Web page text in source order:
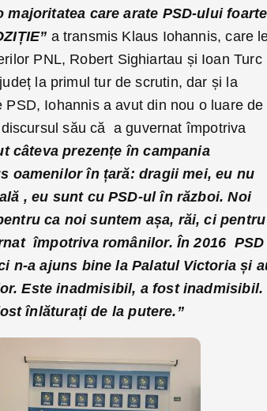
care arate PSD-ului foarte
a transmis Klaus Iohannis, care
PNL, Robert Sighiartau și Ioan Turc
la primul tur de scrutin, dar și la
Iohannis a avut din nou o luare de
său că a guvernat împotriva
câteva prezențe în campania
oamenilor în țară: dragii mei, eu nu
, eu sunt cu PSD-ul în război. Noi
ca noi suntem așa, răi, ci pentru
împotriva românilor. În 2016 PSD
n-a ajuns bine la Palatul Victoria și
Este inadmisibil, a fost inadmisibil.
înlăturați de la putere.”